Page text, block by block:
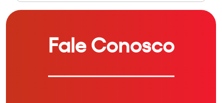
Fale Conosco